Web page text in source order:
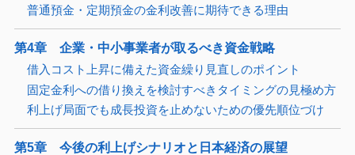
普通預金・定期預金の金利改善に期待できる理由
第4章 企業・中小事業者が取るべき資金戦略
借入コスト上昇に備えた資金繰り見直しのポイント
固定金利への借り換えを検討すべきタイミングの見極め方
利上げ局面でも成長投資を止めないための優先順位づけ
第5章 今後の利上げシナリオと日本経済の展望